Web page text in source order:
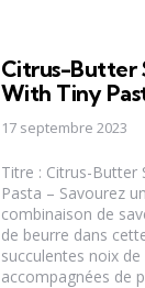
Citrus-Butter
With Tiny
17 septembre 2023
Titre : Citrus-Butter
Pasta – Savourez
combinaison de
de beurre dans
succulentes noix de
accompagnées de